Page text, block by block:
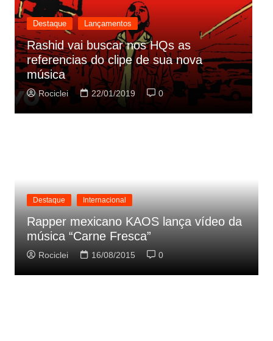
Destaque Lançamentos
Rashid vai buscar nos HQs as
referencias do clipe de sua nova
música
Rociclei 22/01/2019 0
Destaque Internacional
Rapper mexicano KAOS lança vídeo da
música “Carne Fresca”
Rociclei 16/08/2015 0